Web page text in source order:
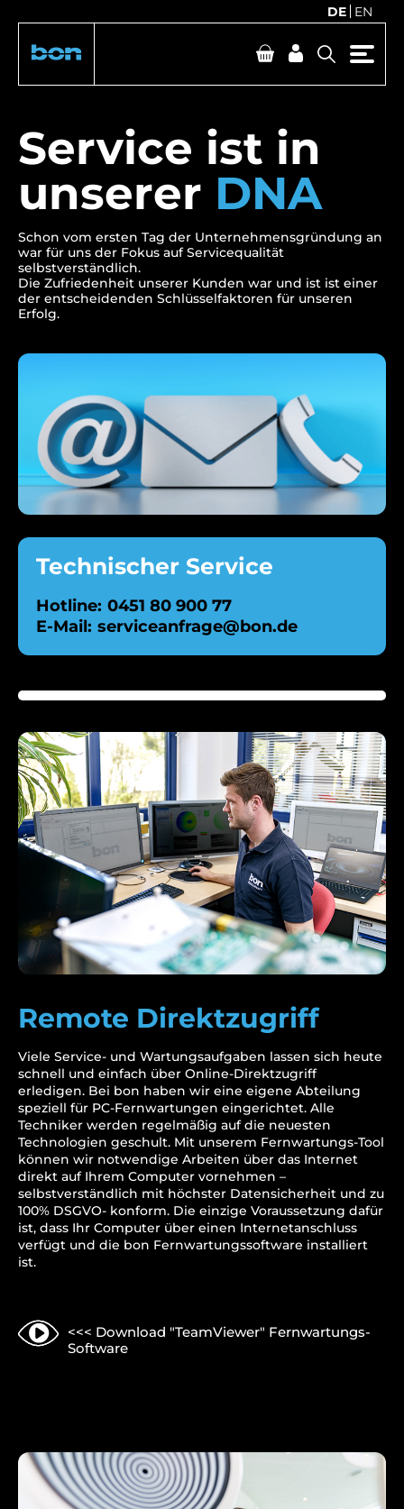
DE EN
Service ist in
unserer DNA
Schon vom ersten Tag der Unternehmensgründung an
war für uns der Fokus auf Servicequalität
selbstverständlich.
Die Zufriedenheit unserer Kunden war und ist ist einer
der entscheidenden Schlüsselfaktoren für unseren
Erfolg.
Technischer Service
Hotline: 0451 80 900 77
E-Mail: serviceanfrage@bon.de
Remote Direktzugriff
Viele Service- und Wartungsaufgaben lassen sich heute
schnell und einfach über Online-Direktzugriff
erledigen. Bei bon haben wir eine eigene Abteilung
speziell für PC-Fernwartungen eingerichtet. Alle
Techniker werden regelmäßig auf die neuesten
Technologien geschult. Mit unserem Fernwartungs-Tool
können wir notwendige Arbeiten über das Internet
direkt auf Ihrem Computer vornehmen –
selbstverständlich mit höchster Datensicherheit und zu
100% DSGVO- konform. Die einzige Voraussetzung dafür
ist, dass Ihr Computer über einen Internetanschluss
verfügt und die bon Fernwartungssoftware installiert
ist.
<<< Download "TeamViewer" Fernwartungs-
Software